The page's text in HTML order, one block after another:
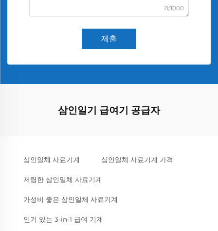
0/1000
제출
삼인일기 급여기 공급자
삼인일체 사료기계 삼인일체 사료기계 가격
저렴한 삼인일체 사료기계
가성비 좋은 삼인일체 사료기계
인기 있는 3-in-1 급여 기계